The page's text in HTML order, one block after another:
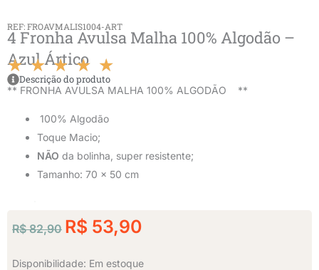
REF: FROAVMALIS1004-ART
4 Fronha Avulsa Malha 100% Algodão –
Azul Ártico
★ ★ ★ ★ ★
de
Descrição do produto
** FRONHA AVULSA MALHA 100% ALGODÃO **
100% Algodão
Toque Macio;
NÃO da bolinha, super resistente;
Tamanho: 70 x 50 cm
R$82,90
O
original
R$ 53,90
atual
Disponibilidade: Em estoque
4